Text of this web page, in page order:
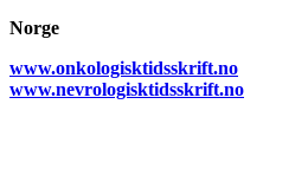
Norge
www.onkologisktidsskrift.no
www.nevrologisktidsskrift.no